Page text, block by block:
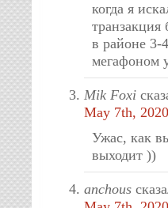
когда я
транзакция
в районе 3-
мегафоном
Mik Foxi
May 7th,
Ужас, как
выходит ))
anchous